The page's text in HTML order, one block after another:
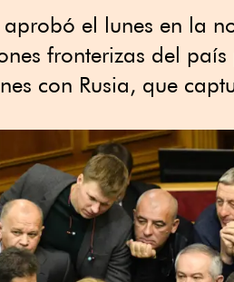
el lunes en la
fronterizas del
con Rusia, que